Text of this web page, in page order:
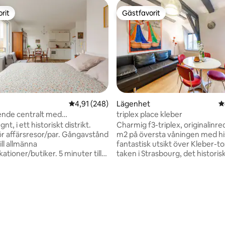
betyg, 110 omdömen4,91 av 5 i genomsnittligt betyg, 248
4,91 (248)
centralt med
Petite France
i ett historiskt distrikt.
par. Gångavstånd
butiker. 5 minuter till
Gästfavorit
Gästfavorit
Lägenhet
triplex place kleber
Charmig f3-triplex,
m2 på översta våningen med
fantastisk utsikt över Kleber-
taken i Strasbourg, det